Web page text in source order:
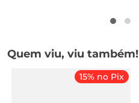
Quem viu, viu também!
15% no Pix